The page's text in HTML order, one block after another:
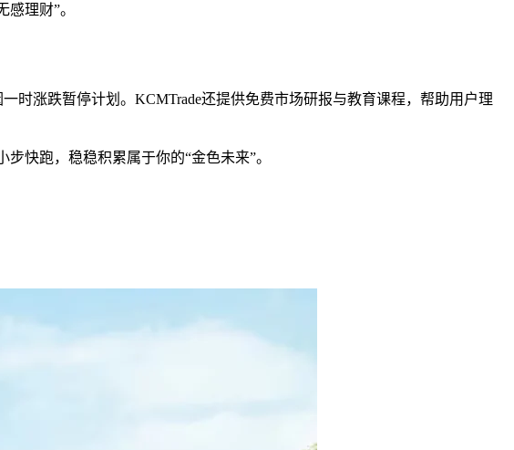
理财”。
时涨跌暂停计划。KCMTrade还提供免费市场研报与教育课程，帮助用户理
快跑，稳稳积累属于你的“金色未来”。